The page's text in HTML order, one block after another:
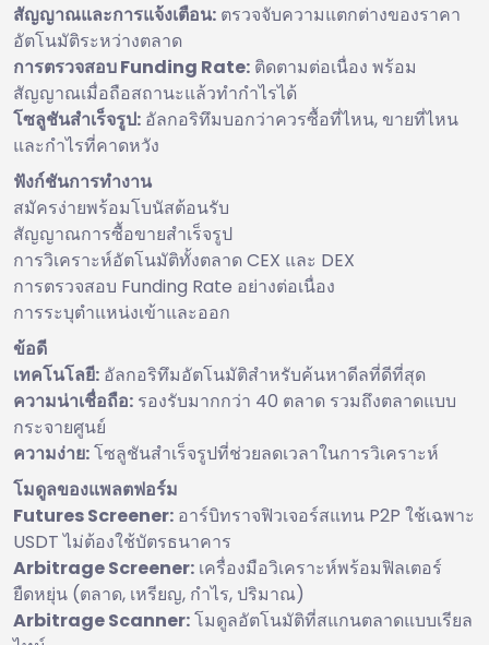
สัญญาณและการแจ้งเตือน: ตรวจจับความแตกต่างของราคา
อัตโนมัติระหว่างตลาด
การตรวจสอบ Funding Rate: ติดตามต่อเนื่อง พร้อม
สัญญาณเมื่อถือสถานะแล้วทำกำไรได้
โซลูชันสำเร็จรูป: อัลกอริทึมบอกว่าควรซื้อที่ไหน, ขายที่ไหน
และกำไรที่คาดหวัง
ฟังก์ชันการทำงาน
สมัครง่ายพร้อมโบนัสต้อนรับ
สัญญาณการซื้อขายสำเร็จรูป
การวิเคราะห์อัตโนมัติทั้งตลาด CEX และ DEX
การตรวจสอบ Funding Rate อย่างต่อเนื่อง
การระบุตำแหน่งเข้าและออก
ข้อดี
เทคโนโลยี: อัลกอริทึมอัตโนมัติสำหรับค้นหาดีลที่ดีที่สุด
ความน่าเชื่อถือ: รองรับมากกว่า 40 ตลาด รวมถึงตลาดแบบ
กระจายศูนย์
ความง่าย:โซลูชันสำเร็จรูปที่ช่วยลดเวลาในการวิเคราะห์
โมดูลของแพลตฟอร์ม
Futures Screener: อาร์บิทราจฟิวเจอร์สแทน P2P ใช้เฉพาะ
USDT ไม่ต้องใช้บัตรธนาคาร
Arbitrage Screener: เครื่องมือวิเคราะห์พร้อมฟิลเตอร์
ยืดหยุ่น (ตลาด, เหรียญ, กำไร, ปริมาณ)
Arbitrage Scanner:โมดูลอัตโนมัติที่สแกนตลาดแบบเรียล